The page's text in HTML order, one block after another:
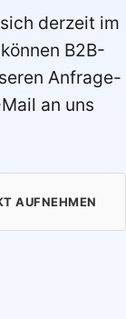
derzeit im
B2B-
Anfrage-
an uns
AUFNEHMEN